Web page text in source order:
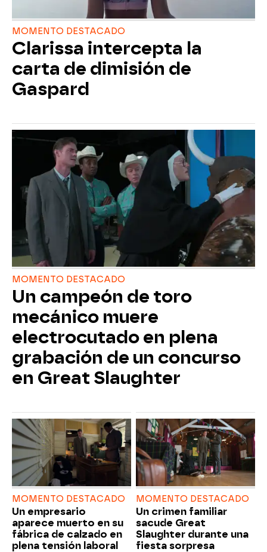
MOMENTO DESTACADO
Clarissa intercepta la
carta de dimisión de
Gaspard
MOMENTO DESTACADO
Un campeón de toro
mecánico muere
electrocutado en plena
grabación de un concurso
en Great Slaughter
MOMENTO DESTACADO
Un empresario
aparece muerto en su
fábrica de calzado en
plena tensión laboral
MOMENTO DESTACADO
Un crimen familiar
sacude Great
Slaughter durante una
fiesta sorpresa